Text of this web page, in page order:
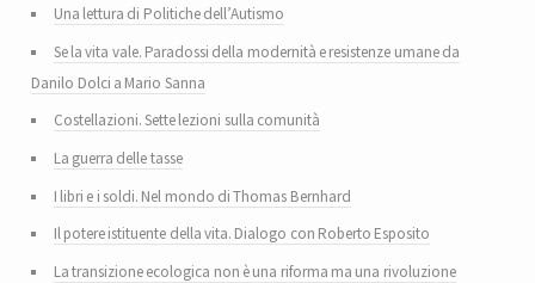
Una lettura di Politiche dell’Autismo
Se la vita vale. Paradossi della modernità e resistenze umane da
Danilo Dolci a Mario Sanna
Costellazioni. Sette lezioni sulla comunità
La guerra delle tasse
I libri e i soldi. Nel mondo di Thomas Bernhard
Il potere istituente della vita. Dialogo con Roberto Esposito
La transizione ecologica non è una riforma ma una rivoluzione